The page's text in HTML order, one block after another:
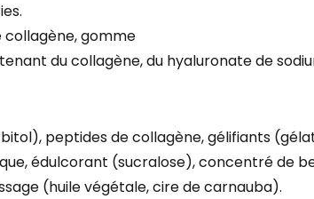
du collagène, du hyaluronate de
peptides de collagène, gélifiants
édulcorant (sucralose), concentré de
(huile végétale, cire de carnauba).